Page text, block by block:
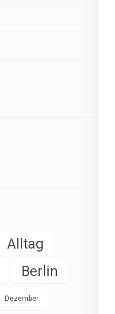
Alltag
Berlin
Dezember